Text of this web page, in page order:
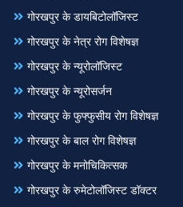
गोरखपुर के डायबिटोलॉजिस्ट
गोरखपुर के नेत्र रोग विशेषज्ञ
गोरखपुर के न्यूरोलॉजिस्ट
गोरखपुर के न्यूरोसर्जन
गोरखपुर के फुफ्फुसीय रोग विशेषज्ञ
गोरखपुर के बाल रोग विशेषज्ञ
गोरखपुर के मनोचिकित्सक
गोरखपुर के रुमेटोलॉजिस्ट डॉक्टर